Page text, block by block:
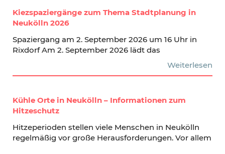
Kiezspaziergänge zum Thema Stadtplanung in
Neukölln 2026
Spaziergang am 2. September 2026 um 16 Uhr in
Rixdorf Am 2. September 2026 lädt das
Weiterlesen
Kühle Orte in Neukölln – Informationen zum
Hitzeschutz
Hitzeperioden stellen viele Menschen in Neukölln
regelmäßig vor große Herausforderungen. Vor allem